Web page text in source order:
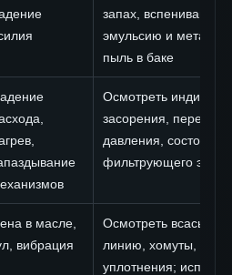
запах, вспенивание,
эмульсию и
пыль в баке
Осмотреть индикатор
засорения, перепад
давления, состояние
фильтрующего
в масле,
вибрация
Осмотреть
линию, хомуты,
уплотнения;